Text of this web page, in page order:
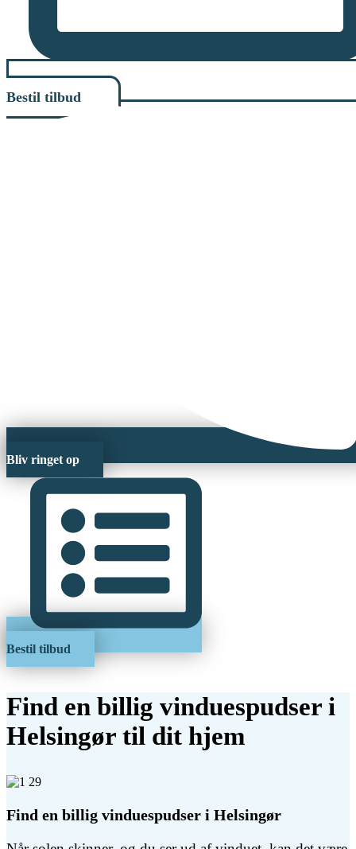
Bestil tilbud
Bliv ringet op
Bestil tilbud
Find en billig vinduespudser i
Helsingør til dit hjem
Find en billig vinduespudser i Helsingør